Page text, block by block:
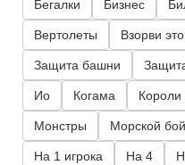
Бегалки Бизнес
Вертолеты Взорви это
Защита башни
Ио Когама Короли
Монстры Морской бой
На 1 игрока На 4